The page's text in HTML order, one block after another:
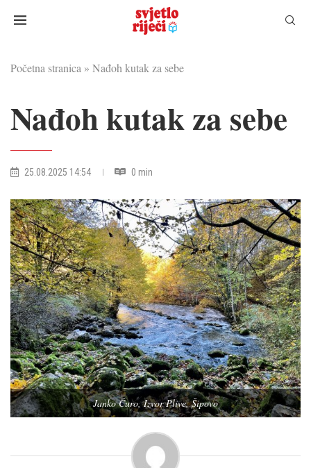
Početna stranica » Nađoh kutak za sebe
Nađoh kutak za sebe
25.08.2025 14:54 0 min
Janko Ćuro, Izvor Plive, Šipovo